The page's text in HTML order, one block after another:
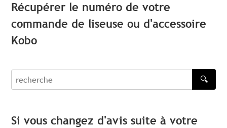
Récupérer le numéro de votre
commande de liseuse ou d'accessoire
Kobo
recherche
🔍
Si vous changez d'avis suite à votre